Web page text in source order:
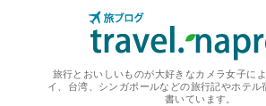
旅行とおいしいものが大好きなカメラ女子に
イ、台湾、シンガポールなどの旅行記やホテル
書いています。